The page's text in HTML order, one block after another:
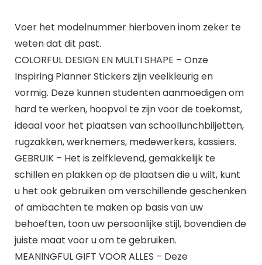
Voer het modelnummer hierboven inom zeker te
weten dat dit past.
COLORFUL DESIGN EN MULTI SHAPE – Onze
Inspiring Planner Stickers zijn veelkleurig en
vormig. Deze kunnen studenten aanmoedigen om
hard te werken, hoopvol te zijn voor de toekomst,
ideaal voor het plaatsen van schoollunchbiljetten,
rugzakken, werknemers, medewerkers, kassiers.
GEBRUIK – Het is zelfklevend, gemakkelijk te
schillen en plakken op de plaatsen die u wilt, kunt
u het ook gebruiken om verschillende geschenken
of ambachten te maken op basis van uw
behoeften, toon uw persoonlijke stijl, bovendien de
juiste maat voor u om te gebruiken.
MEANINGFUL GIFT VOOR ALLES – Deze